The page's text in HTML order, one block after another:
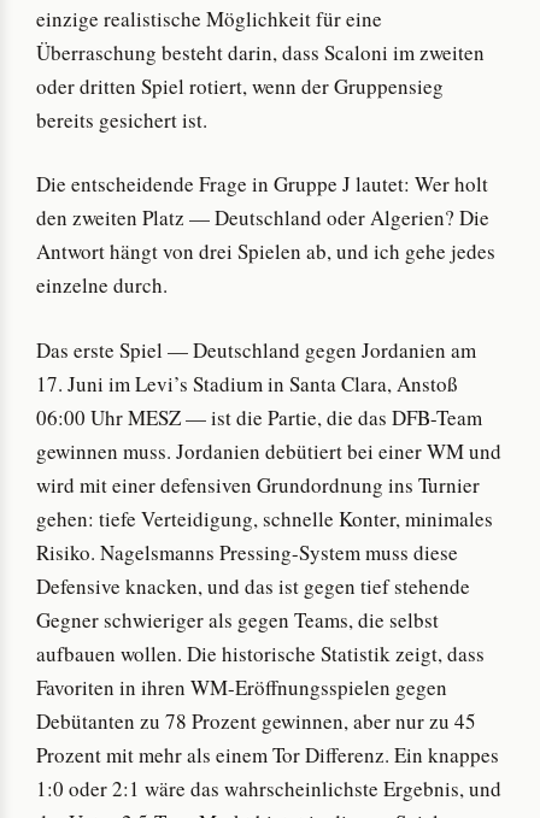
einzige realistische Möglichkeit für eine
Überraschung besteht darin, dass Scaloni im zweiten
oder dritten Spiel rotiert, wenn der Gruppensieg
bereits gesichert ist.
Die entscheidende Frage in Gruppe J lautet: Wer holt
den zweiten Platz — Deutschland oder Algerien? Die
Antwort hängt von drei Spielen ab, und ich gehe jedes
einzelne durch.
Das erste Spiel — Deutschland gegen Jordanien am
17. Juni im Levi’s Stadium in Santa Clara, Anstoß
06:00 Uhr MESZ — ist die Partie, die das DFB-Team
gewinnen muss. Jordanien debütiert bei einer WM und
wird mit einer defensiven Grundordnung ins Turnier
gehen: tiefe Verteidigung, schnelle Konter, minimales
Risiko. Nagelsmanns Pressing-System muss diese
Defensive knacken, und das ist gegen tief stehende
Gegner schwieriger als gegen Teams, die selbst
aufbauen wollen. Die historische Statistik zeigt, dass
Favoriten in ihren WM-Eröffnungsspielen gegen
Debütanten zu 78 Prozent gewinnen, aber nur zu 45
Prozent mit mehr als einem Tor Differenz. Ein knappes
1:0 oder 2:1 wäre das wahrscheinlichste Ergebnis, und